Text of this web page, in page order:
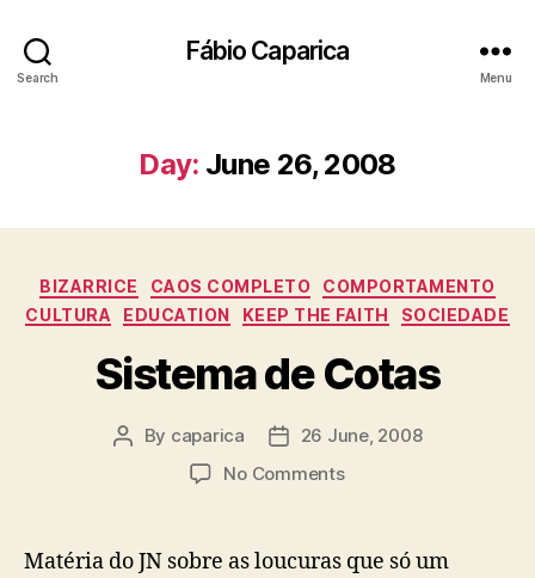
Search
Fábio Caparica
Menu
Day: June 26, 2008
Categories
BIZARRICE CAOS COMPLETO
COMPORTAMENTO
CULTURA
EDUCATION KEEP THE FAITH SOCIEDADE
Sistema de Cotas
Post
By caparica
Post26 June, 2008
No Commentson
Cotas
Matéria do JN sobre as loucuras que só um